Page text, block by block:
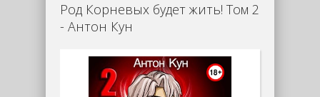
Род Корневых будет жить! Том 2
- Антон Кун